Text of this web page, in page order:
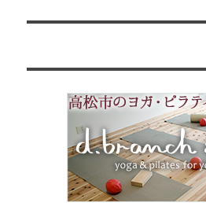
ー
投